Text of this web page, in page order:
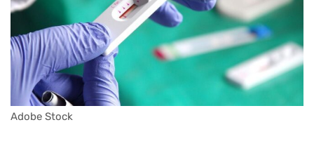
Adobe Stock